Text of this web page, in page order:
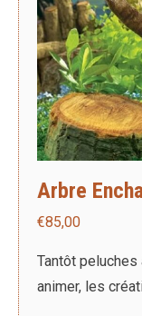
Arbre
€85,00
Tantôt peluches
animer, les